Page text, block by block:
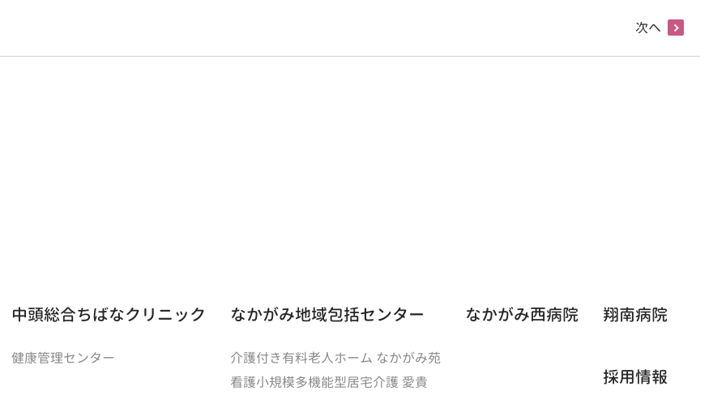
次へ
中頭総合ちばなクリニック
健康管理センター
なかがみ地域包括センター
介護付き有料老人ホーム なかがみ苑
看護小規模多機能型居宅介護 愛貴
なかがみ西病院 翔南病院
採用情報